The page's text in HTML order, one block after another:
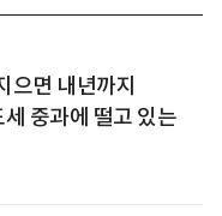
으면 내년까지
중과에 떨고 있는